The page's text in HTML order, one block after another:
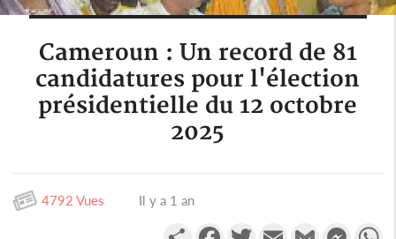
Cameroun : Un record de 81
candidatures pour l'élection
présidentielle du 12 octobre
2025
4792 Vues Il y a 1 an
PartagerFacebookTwitterEmail Gmail